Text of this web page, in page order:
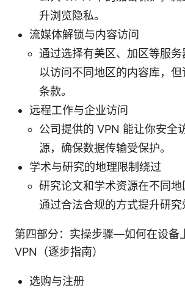
升浏览隐私。
流媒体解锁与内容访问
通过选择有美区、加区等服
以访问不同地区的内容库，
条款。
远程工作与企业访问
公司提供的 VPN 能让你安全
源，确保数据传输受保护。
学术与研究的地理限制绕过
研究论文和学术资源在不同地
通过合法合规的方式提升研究
第四部分：实操步骤—如何在设备
VPN（逐步指南）
选购与注册